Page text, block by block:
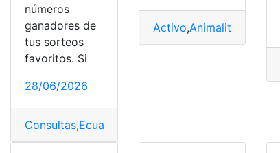
números
ganadores de
tus sorteos
favoritos. Si
28/06/2026
Consultas,Ecuador
Activo,Animalito